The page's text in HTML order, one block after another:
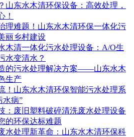
山东水木清环保设备：高效处理，
！
理难题！山东水木清环保一体化污
丽乡村建设
木清一体化污水处理设备：A/O生
水变清水？
的污水处理解决方案——山东水木
生产
！山东水木清环保智能污水处理系
水病”
：废旧塑料破碎清洗废水处理设备
的环保达标难题
水处理新革命：山东水木清环保科